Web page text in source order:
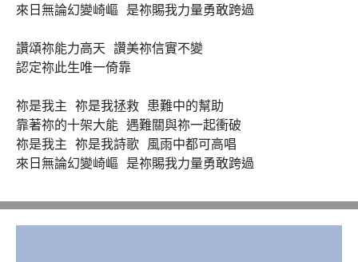
來日無論幻變崎嶇  是祢賜我力量勇敢跨過
讚頌祢能力高天  讚美祢信實不變
認定祢此生唯一倚靠
祢是我主  祢是我拯救  患難中的幫助
靠著祢的十架大能  遇難關與祢一起衝破
祢是我主  祢是我詩歌  風雨中都可高唱
來日無論幻變崎嶇  是祢賜我力量勇敢跨過